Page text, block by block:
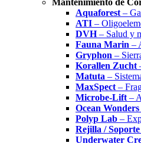
Mantenimiento de
Aquaforest –
ATI –
DVH– Salud y
Fauna Marin –
Gryphon –
Korallen Zucht
Matuta –
MaxSpect –
Microbe-Lift –
Ocean Wonders
Polyp Lab –
Rejilla /
Underwater